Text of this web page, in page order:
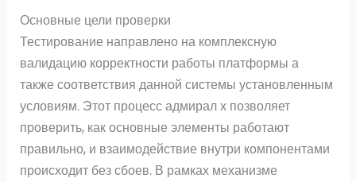
Основные цели проверки
Тестирование направлено на комплексную
валидацию корректности работы платформы а
также соответствия данной системы установленным
условиям. Этот процесс адмирал х позволяет
проверить, как основные элементы работают
правильно, и взаимодействие внутри компонентами
происходит без сбоев. В рамках механизме